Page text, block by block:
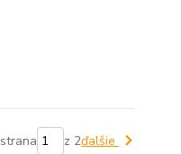
strana z 2ďalšie